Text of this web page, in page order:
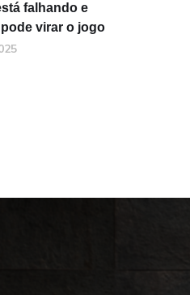
falhando e
virar o jogo